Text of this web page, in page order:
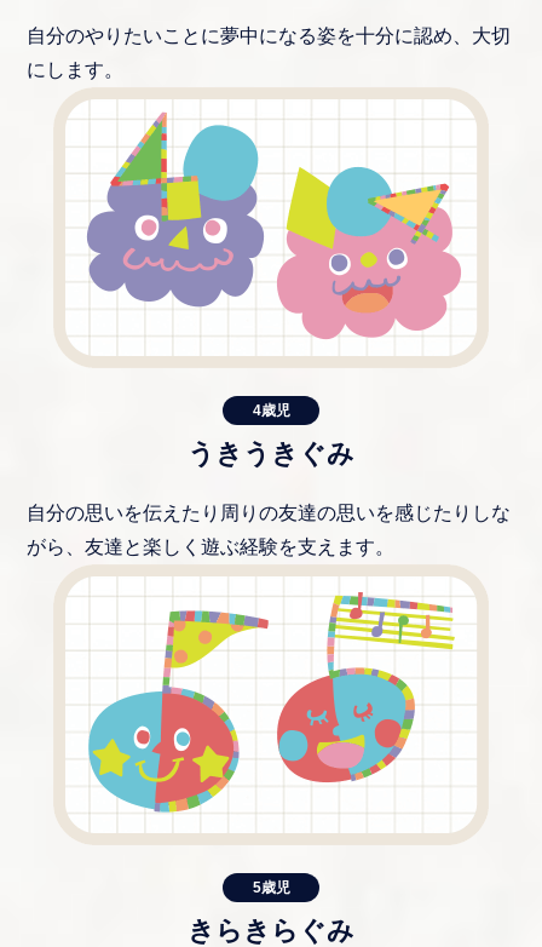
自分のやりたいことに夢中になる姿を十分に認め、大切
にします。
4歳児
うきうきぐみ
自分の思いを伝えたり周りの友達の思いを感じたりしな
がら、友達と楽しく遊ぶ経験を支えます。
5歳児
きらきらぐみ